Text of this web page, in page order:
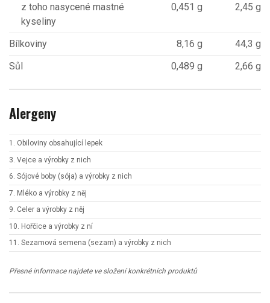
z toho nasycené mastné
kyseliny
0,451 g
2,45 g
Bílkoviny 8,16 g
44,3 g
Sůl
0,489 g 2,66 g
Alergeny
1. Obiloviny obsahující lepek
3. Vejce a výrobky z nich
6. Sójové boby (sója) a výrobky z nich
7. Mléko a výrobky z něj
9. Celer a výrobky z něj
10. Hořčice a výrobky z ní
11. Sezamová semena (sezam) a výrobky z nich
Přesné informace najdete ve složení konkrétních produktů